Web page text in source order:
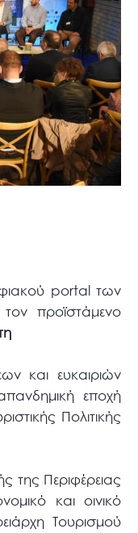
portal των
προϊστάμενο
και ευκαιριών
εποχή
Πολιτικής
της Περιφέρειας
και οινικό
Τουρισμού